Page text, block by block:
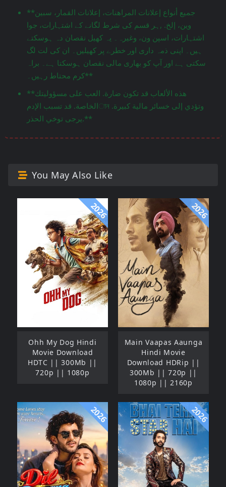
**جميع أنواع إعلانات المراهنات، إعلانات القمار، سبين
وين، إلخ. ,ہر قسم کی شرط لگانے کے اشتہارات، جوا
اشتہارات، اسپن ون، وغیرہ۔ یہ کھیل نقصان دہ ہوسکتے
ہیں۔ اپنی ذمہ داری اور خطرے پر کھیلیں۔ ان کی لت لگ
سکتی ہے اور آپ کو بھاری مالی نقصان ہوسکتا ہے۔ براہ
کرم محتاط رہیں۔**
**هذه الألعاب قد تكون ضارة. العب على مسؤوليتك
الخاصة. قد تسبب الإدمান وتؤدي إلى خسائر مالية كبيرة.
يرجى توخي الحذر.**
You May Also Like
2026
Ohh My Dog Hindi
Movie Download
HDTC || 300Mb ||
720p || 1080p
2026
Main Vaapas Aaunga
Hindi Movie
Download HDRip ||
300Mb || 720p ||
1080p || 2160p
2026 2026